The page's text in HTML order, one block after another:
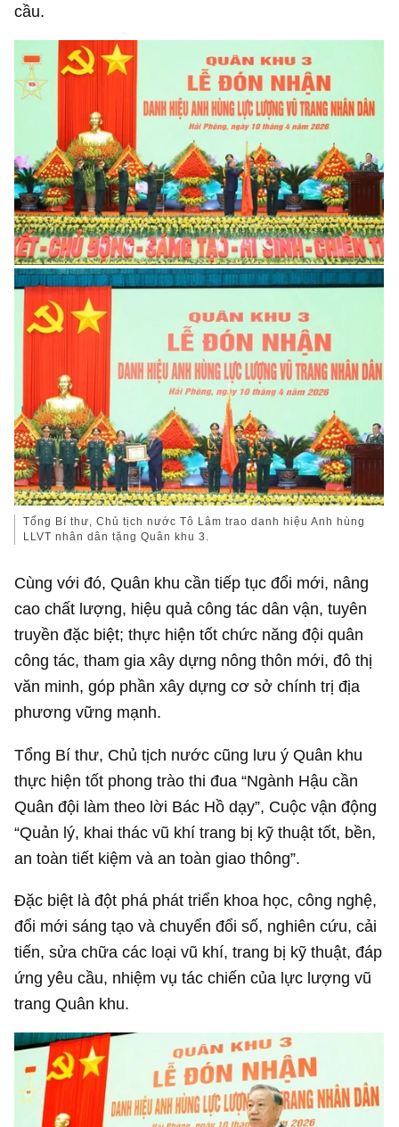
cầu.
Tổng Bí thư, Chủ tịch nước Tô Lâm trao danh hiệu Anh hùng
LLVT nhân dân tặng Quân khu 3.
Cùng với đó, Quân khu cần tiếp tục đổi mới, nâng
cao chất lượng, hiệu quả công tác dân vận, tuyên
truyền đặc biệt; thực hiện tốt chức năng đội quân
công tác, tham gia xây dựng nông thôn mới, đô thị
văn minh, góp phần xây dựng cơ sở chính trị địa
phương vững mạnh.
Tổng Bí thư, Chủ tịch nước cũng lưu ý Quân khu
thực hiện tốt phong trào thi đua “Ngành Hậu cần
Quân đội làm theo lời Bác Hồ dạy”, Cuộc vận động
“Quản lý, khai thác vũ khí trang bị kỹ thuật tốt, bền,
an toàn tiết kiệm và an toàn giao thông”.
Đặc biệt là đột phá phát triển khoa học, công nghệ,
đổi mới sáng tạo và chuyển đổi số, nghiên cứu, cải
tiến, sửa chữa các loại vũ khí, trang bị kỹ thuật, đáp
ứng yêu cầu, nhiệm vụ tác chiến của lực lượng vũ
trang Quân khu.